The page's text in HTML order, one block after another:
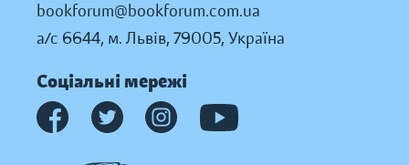
bookforum@bookforum.com.ua
а/с 6644, м. Львів, 79005, Україна
Соціальні мережі